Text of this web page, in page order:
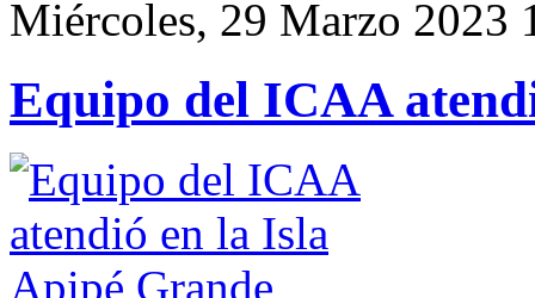
Miércoles, 29 Marzo 2023
Equipo del ICAA